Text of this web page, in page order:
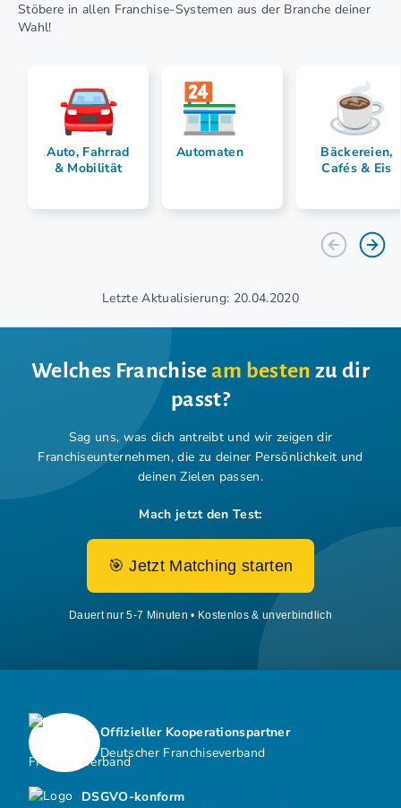
Stöbere in allen Franchise-Systemen aus der Branche deiner
Wahl!
Auto, Fahrrad
& Mobilität
Automaten
Bäckereien,
Cafés & Eis
Letzte Aktualisierung: 20.04.2020
Welches Franchiseam besten zu dir
passt?
Sag uns, was dich antreibt und wir zeigen dir
Franchiseunternehmen, die zu deiner Persönlichkeit und
deinen Zielen passen.
Mach jetzt den Test:
🎯 Jetzt Matching starten
Dauert nur 5-7 Minuten • Kostenlos & unverbindlich
DSGVO-konform
Offizieller Kooperationspartner
Deutscher Franchiseverband